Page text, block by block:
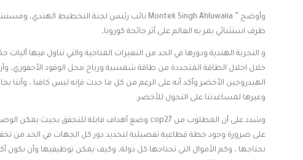
ظرف استثنائي يمر به العالم على أثر جائحة كورونا،
و التجربة الهندية ودورها في الحد من التغيرات المناخية والتي تناول فيها
خلال احلال الطاقة المتجددة من طاقة شمسية ورياح محل الوقود الأحفوري،
الهيدروجين الأخضر وأكد أنه على الرغم من كل ما حدث فإنه ليس كافيا ، وأننا
وغيرها لمساعدتنا على التحول للأخضر.
على ضرورة وجود خطة قطاعية تفصيلية لتحديد دور كل الجهات في الحد من
نحتاجها ، وكم الأموال التي تحتاجها كل دولة، وكيف يمكن توظيفيها وأن نكون